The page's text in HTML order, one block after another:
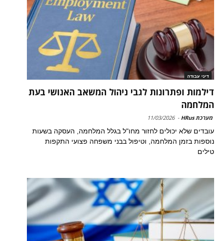
דיני עבודה
דילמות ופתרונות לגבי ניהול המשאב האנושי בעת
המלחמה
מערכת HRus -
11/03/2026
עובדים שלא יכולים לחזור מחו"ל בגלל המלחמה, העסקה בשעות
נוספות בזמן המלחמה, וטיפול בבני משפחה פצועי התקפות
טילים